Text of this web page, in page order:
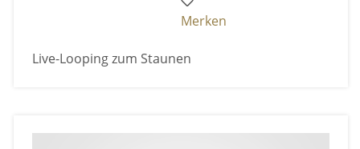
Merken
Live-Looping zum Staunen